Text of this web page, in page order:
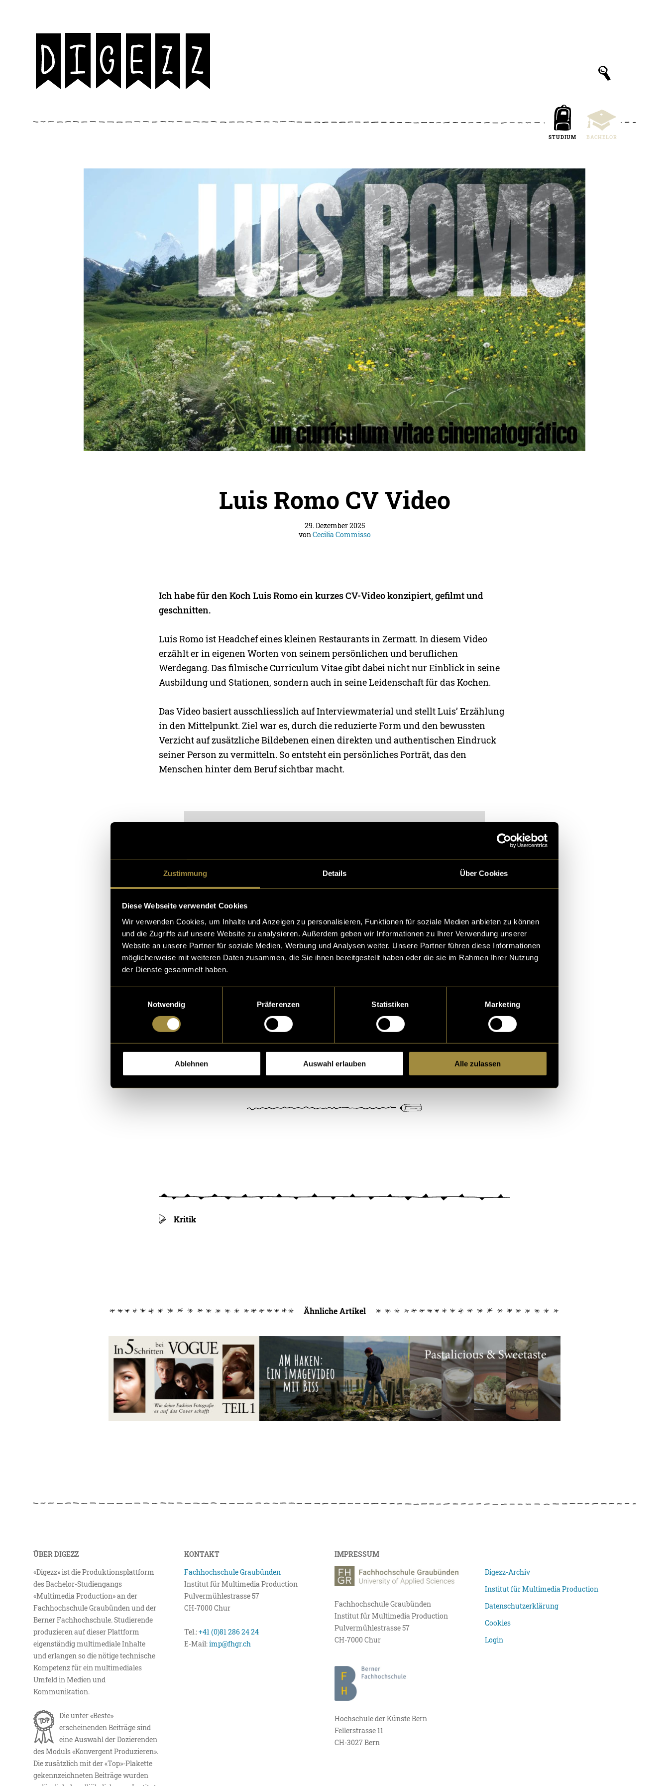
Zustimmung Details Über Cookies
Diese Webseite verwendet Cookies
Wir verwenden Cookies, um Inhalte und Anzeigen zu personalisieren, Funktionen für soziale Medien anbieten zu können
und die Zugriffe auf unsere Website zu analysieren. Außerdem geben wir Informationen zu Ihrer Verwendung unserer
Website an unsere Partner für soziale Medien, Werbung und Analysen weiter. Unsere Partner führen diese Informationen
möglicherweise mit weiteren Daten zusammen, die Sie ihnen bereitgestellt haben oder die sie im Rahmen Ihrer Nutzung
der Dienste gesammelt haben.
Notwendig
Präferenzen Statistiken Marketing
Ablehnen Auswahl erlauben Alle zulassen
STUDIUM BACHELOR
Luis Romo CV Video
29. Dezember 2025
vonCecilia Commisso
Ich habe für den Koch Luis Romo ein kurzes CV-Video konzipiert, gefilmt und
geschnitten.
Luis Romo ist Headchef eines kleinen Restaurants in Zermatt. In diesem Video
erzählt er in eigenen Worten von seinem persönlichen und beruflichen
Werdegang. Das filmische Curriculum Vitae gibt dabei nicht nur Einblick in seine
Ausbildung und Stationen, sondern auch in seine Leidenschaft für das Kochen.
Das Video basiert ausschliesslich auf Interviewmaterial und stellt Luis’ Erzählung
in den Mittelpunkt. Ziel war es, durch die reduzierte Form und den bewussten
Verzicht auf zusätzliche Bildebenen einen direkten und authentischen Eindruck
seiner Person zu vermitteln. So entsteht ein persönliches Porträt, das den
Menschen hinter dem Beruf sichtbar macht.
Bitte akzeptiere diestatistik, MarketingCookies um diesen Inhalt zu
sehen.
(abb)
Kritik
Ähnliche Artikel
ÜBER DIGEZZ
«Digezz» ist die Produktionsplattform
des Bachelor-Studiengangs
«Multimedia Production» an der
Fachhochschule Graubünden und der
Berner Fachhochschule. Studierende
produzieren auf dieser Plattform
eigenständig multimediale Inhalte
und erlangen so die nötige technische
Kompetenz für ein multimediales
Umfeld in Medien und
Kommunikation.
Die unter «Beste»
erscheinenden Beiträge sind
eine Auswahl der Dozierenden
des Moduls «Konvergent Produzieren».
Die zusätzlich mit der «Top»-Plakette
gekennzeichneten Beiträge wurden
KONTAKT
Fachhochschule Graubünden
Institut für Multimedia Production
Pulvermühlestrasse 57
CH-7000 Chur
Tel.:+41 (0)81 286 24 24
E-Mail:imp@fhgr.ch
IMPRESSUM
Fachhochschule Graubünden
Institut für Multimedia Production
Pulvermühlestrasse 57
CH-7000 Chur
Hochschule der Künste Bern
Fellerstrasse 11
CH-3027 Bern
Digezz-Archiv
Institut für Multimedia Production
Datenschutzerklärung
Cookies
Login